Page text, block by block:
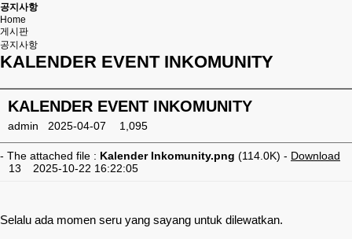
공지사항
Home
게시판
공지사항
KALENDER EVENT INKOMUNITY
KALENDER EVENT INKOMUNITY
admin 2025-04-07 1,095
- The attached file : Kalender Inkomunity.png (114.0K) - Download
13
2025-10-22 16:22:05
Selalu ada momen seru yang sayang untuk dilewatkan.